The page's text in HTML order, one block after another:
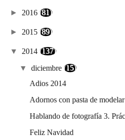
► 2016 (81)
► 2015 (89)
▼ 2014 (137)
▼diciembre (15)
Adios 2014
Adornos con pasta de modelar
Hablando de fotografía 3.
Feliz Navidad